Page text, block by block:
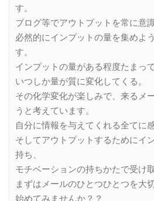
す。
ブログ等でアウトプットを常に意
必然的にインプットの量を集めよ
す。
インプットの量がある程度たまっ
いつしか量が質に変化してくる。
その化学変化が楽しみで、来るメ
うと考えています。
自分に情報を与えてくれる全てに
そしてアウトプットするためにイ
持ち、
モチベーションの持ちかたで受け
まずはメールのひとつひとつを大
始めてみませんか？？